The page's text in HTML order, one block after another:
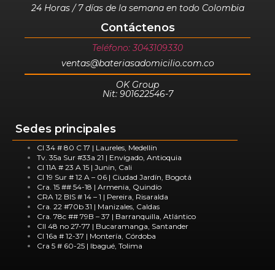
24 Horas / 7 días de la semana en todo Colombia
Contáctenos
Teléfono: 3043109330
ventas@bateriasadomicilio.com.co
OK Group
Nit: 901622546-7
Sedes principales
Cl 34 # 80 C 17 | Laureles, Medellín
Tv. 35a Sur #33a 21 | Envigado, Antioquia
Cl 11A # 23 A 15 | Junin, Cali
Cl 19 Sur # 12 A – 06 | Ciudad Jardín, Bogotá
Cra. 15 ## 54-18 | Armenia, Quindío
CRA 12 BIS # 14 – 1 | Pereira, Risaralda
Cra. 22 #70b 31 | Manizales, Caldas
Cra. 78c ## 79B – 37 | Barranquilla, Atlántico
Cll 48 no 27-77 | Bucaramanga, Santander
Cl 16a # 12-37 | Montería, Córdoba
Cra 5 # 60-25 | Ibagué, Tolima